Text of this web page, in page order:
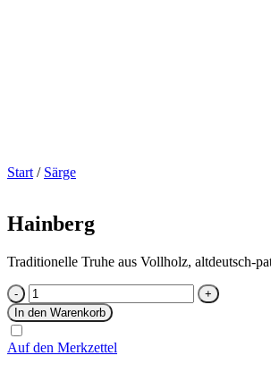
Start / Särge
Hainberg
Traditionelle Truhe aus Vollholz, altdeutsch-
Hainberg
Menge
In den Warenkorb
Auf den Merkzettel